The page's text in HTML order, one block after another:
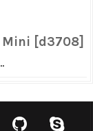
Mini [d3708]